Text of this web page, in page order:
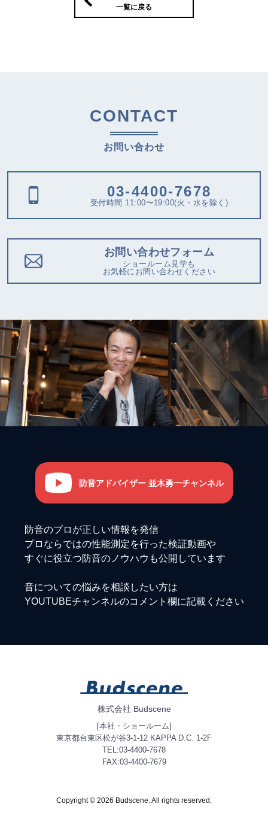
一覧に戻る
CONTACT
お問い合わせ
03-4400-7678
受付時間 11:00〜19:00(火・水を除く)
お問い合わせフォーム
ショールーム見学も
お気軽にお問い合わせください
防音アドバイザー 並木勇一チャンネル
防音のプロが正しい情報を発信
プロならではの性能測定を行った検証動画や
すぐに役立つ防音のノウハウも公開しています
音についての悩みを相談したい方は
YOUTUBEチャンネルのコメント欄に記載ください
株式会社 Budscene
[本社・ショールーム]
東京都台東区松が谷3-1-12 KAPPA D.C. 1-2F
TEL:03-4400-7678
FAX:03-4400-7679
Copyright © 2026 Budscene. All rights reserved.